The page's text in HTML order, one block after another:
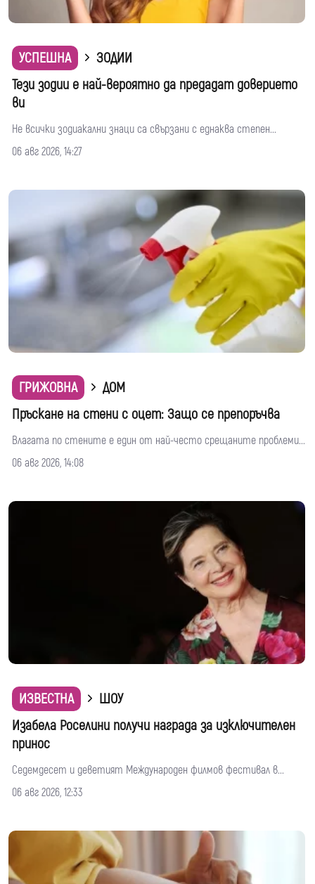
УСПЕШНА
ЗОДИИ
Тези зодии е най-вероятно да предадат доверието
ви
Не всички зодиакални знаци са свързани с еднаква степен...
06 авг 2026, 14:27
ГРИЖОВНА
ДОМ
Пръскане на стени с оцет: Защо се препоръчва
Влагата по стените е един от най-често срещаните проблеми...
06 авг 2026, 14:08
ИЗВЕСТНА
ШОУ
Изабела Роселини получи награда за изключителен
принос
Седемдесет и деветият Международен филмов фестивал в...
06 авг 2026, 12:33